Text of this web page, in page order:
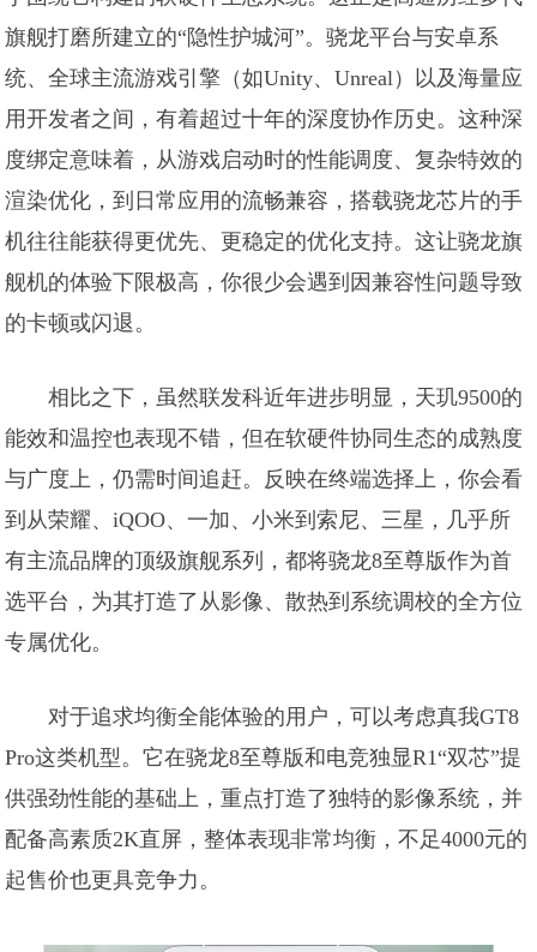
旗舰打磨所建立的“隐性护城河”。骁龙平台与安卓系
统、全球主流游戏引擎（如Unity、Unreal）以及海量应
用开发者之间，有着超过十年的深度协作历史。这种深
度绑定意味着，从游戏启动时的性能调度、复杂特效的
渲染优化，到日常应用的流畅兼容，搭载骁龙芯片的手
机往往能获得更优先、更稳定的优化支持。这让骁龙旗
舰机的体验下限极高，你很少会遇到因兼容性问题导致
的卡顿或闪退。
相比之下，虽然联发科近年进步明显，天玑9500的
能效和温控也表现不错，但在软硬件协同生态的成熟度
与广度上，仍需时间追赶。反映在终端选择上，你会看
到从荣耀、iQOO、一加、小米到索尼、三星，几乎所
有主流品牌的顶级旗舰系列，都将骁龙8至尊版作为首
选平台，为其打造了从影像、散热到系统调校的全方位
专属优化。
对于追求均衡全能体验的用户，可以考虑真我GT8
Pro这类机型。它在骁龙8至尊版和电竞独显R1“双芯”提
供强劲性能的基础上，重点打造了独特的影像系统，并
配备高素质2K直屏，整体表现非常均衡，不足4000元的
起售价也更具竞争力。